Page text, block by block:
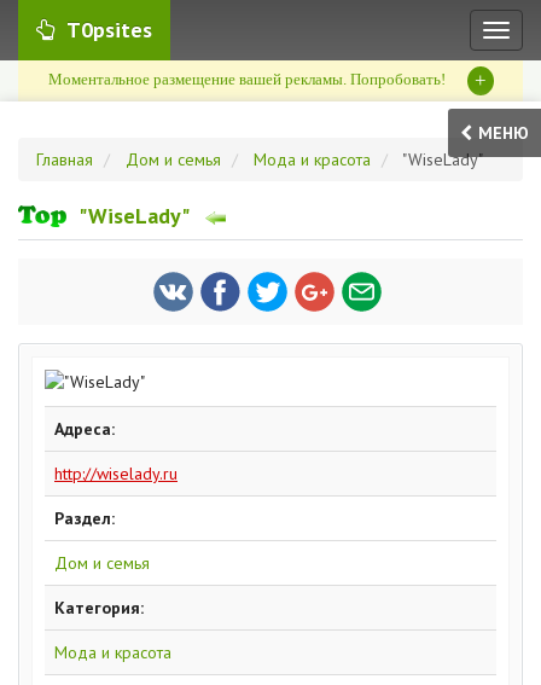
T0psites
Моментальное размещение вашей рекламы. Попробовать! +
МЕНЮ
Главная
Дом и семья Мода и красота "WiseLady"
"WiseLady"
Адреса:
http://wiselady.ru
Раздел:
Дом и семья
Категория:
Мода и красота